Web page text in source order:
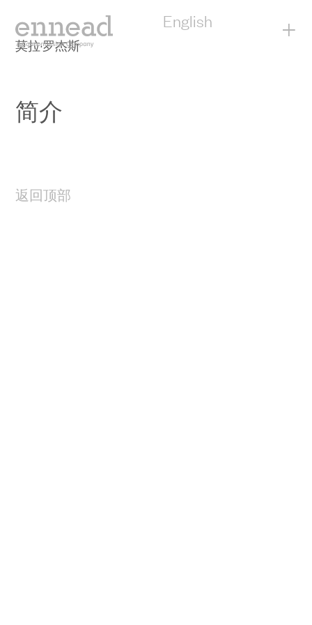
English +
莫拉·罗杰斯
简介
返回顶部